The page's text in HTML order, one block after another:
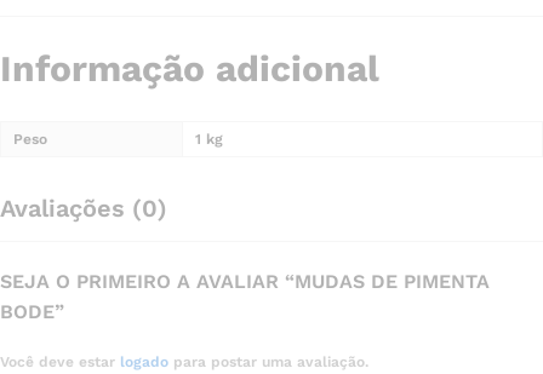
Informação adicional
Peso 1 kg
Avaliações (0)
SEJA O PRIMEIRO A AVALIAR “MUDAS DE PIMENTA
BODE”
Você deve estar logado para postar uma avaliação.